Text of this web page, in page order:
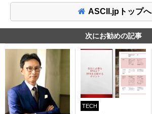
ASCII.jpトップへ
次にお勧めの記事
TECH